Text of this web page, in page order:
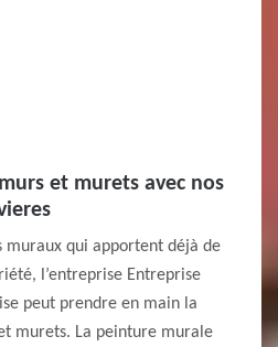
et murets avec nos
muraux qui apportent déjà de
l’entreprise Entreprise
peut prendre en main la
murets. La peinture murale